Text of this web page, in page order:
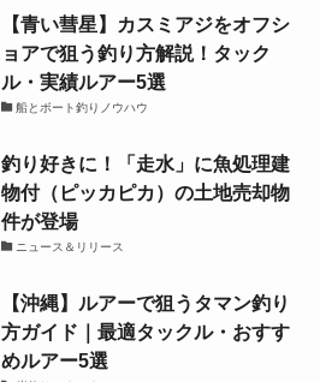
【青い彗星】カスミアジをオフシ
ョアで狙う釣り方解説！タック
ル・実績ルアー5選
船とボート釣りノウハウ
釣り好きに！「走水」に魚処理建
物付（ピッカピカ）の土地売却物
件が登場
ニュース＆リリース
【沖縄】ルアーで狙うタマン釣り
方ガイド｜最適タックル・おすす
めルアー5選